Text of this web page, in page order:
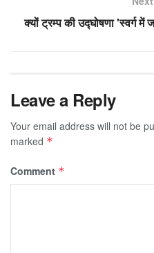
क्यों ट्रम्प की उद्घोषणा 'स्वर्ग में
Leave a Reply
Your email address will not be
marked *
Comment *